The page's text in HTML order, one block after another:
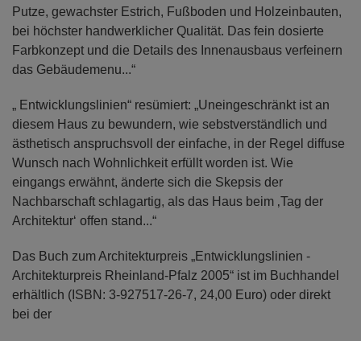
Putze, gewachster Estrich, Fußboden und Holzeinbauten,
bei höchster handwerklicher Qualität. Das fein dosierte
Farbkonzept und die Details des Innenausbaus verfeinern
das Gebäudemenu...“
„ Entwicklungslinien“ resümiert: „Uneingeschränkt ist an
diesem Haus zu bewundern, wie sebstverständlich und
ästhetisch anspruchsvoll der einfache, in der Regel diffuse
Wunsch nach Wohnlichkeit erfüllt worden ist. Wie
eingangs erwähnt, änderte sich die Skepsis der
Nachbarschaft schlagartig, als das Haus beim ‚Tag der
Architektur‘ offen stand...“
Das Buch zum Architekturpreis „Entwicklungslinien -
Architekturpreis Rheinland-Pfalz 2005“ ist im Buchhandel
erhältlich (ISBN: 3-927517-26-7, 24,00 Euro) oder direkt
bei der